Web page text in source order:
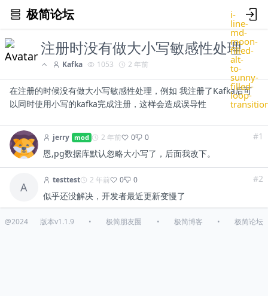
极简论坛 i-
line-
md-
moon-
filled-
alt-
to-
sunny-
filled-
loop-
注册时没有做大小写敏感性处理
Kafka 1053 2 年前
在注册的时候没有做大小写敏感性处理，例如 我注册了Kafka后可
以同时使用小写的kafka完成注册，这样会造成误导性
jerry mod 2 年前 0 0
恩,pg数据库默认忽略大小写了，后面我改下。
#1
A
testtest 2 年前 0 0
似乎还没解决，开发者最近更新变慢了
#2
@2024 版本v1.1.9 • 极简朋友圈 • 极简博客 • 极简论坛